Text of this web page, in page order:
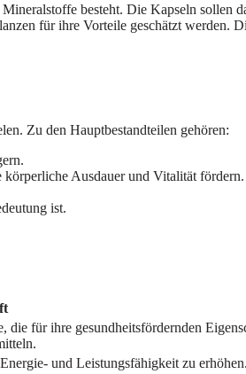
besteht. Die Kapseln sollen
für ihre Vorteile geschätzt werden.
Zu den Hauptbestandteilen gehören:
Ausdauer und Vitalität fördern.
ist.
für ihre gesundheitsfördernden
und Leistungsfähigkeit zu